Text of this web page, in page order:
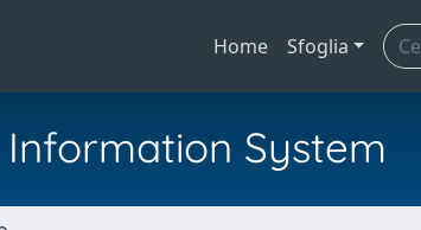
Home Sfoglia
System